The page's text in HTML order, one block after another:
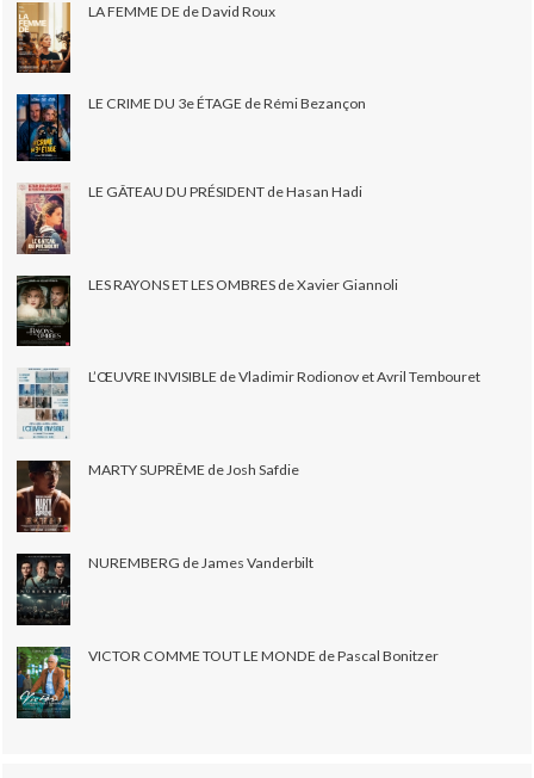
LA FEMME DE de David Roux
LE CRIME DU 3e ÉTAGE de Rémi Bezançon
LE GÂTEAU DU PRÉSIDENT de Hasan Hadi
LES RAYONS ET LES OMBRES de Xavier Giannoli
L’ŒUVRE INVISIBLE de Vladimir Rodionov et Avril Tembouret
MARTY SUPRÊME de Josh Safdie
NUREMBERG de James Vanderbilt
VICTOR COMME TOUT LE MONDE de Pascal Bonitzer